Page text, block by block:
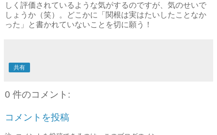
しく評価されているような気がするのですが、気のせいで
しょうか（笑）。どこかに「関根は実はたいしたことなか
った」と書かれていないことを切に願う！
共有
0 件のコメント:
コメントを投稿